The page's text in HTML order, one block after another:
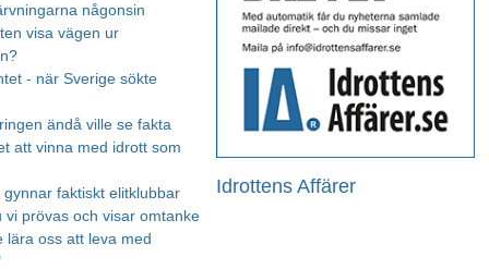
Idrottens Affärer
någonsin
visa vägen ur
- när Sverige sökte
ändå ville se fakta
att vinna med idrott som
gynnar faktiskt elitklubbar
vi prövas och visar omtanke
lära oss att leva med